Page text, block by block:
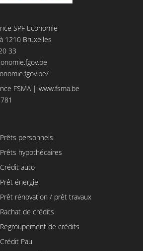
SPF Economie
1210 Bruxelles
33
FSMA |www.fsma.be
Prêts personnels
Prêts hypothécaires
Crédit auto
Prêt énergie
Prêt rénovation / prêt travaux
Rachat de crédits
Regroupement de crédits
Crédit Pau